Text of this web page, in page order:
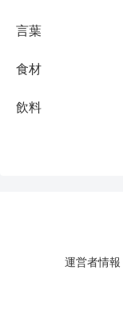
言葉
食材
飲料
運営者情報